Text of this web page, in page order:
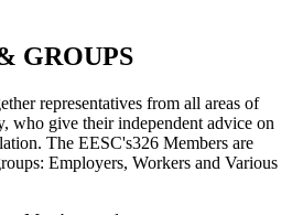
GROUPS
representatives from all areas of
who give their independent advice on
The EESC's326 Members are
Employers, Workers and Various